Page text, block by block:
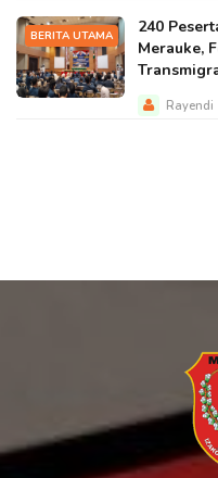
BERITA UTAMA
240
Merauke,
Rayendi